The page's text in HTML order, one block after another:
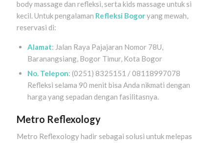
body massage dan refleksi, serta kids massage untuk si
kecil. Untuk pengalaman Refleksi Bogoryang mewah,
reservasi di:
Alamat: Jalan Raya Pajajaran Nomor 78U,
Baranangsiang, Bogor Timur, Kota Bogor
No. Telepon: (0251) 8325151 / 08118997078
Refleksi selama 90 menit bisa Anda nikmati dengan
harga yang sepadan dengan fasilitasnya.
Metro Reflexology
Metro Reflexology hadir sebagai solusi untuk melepas